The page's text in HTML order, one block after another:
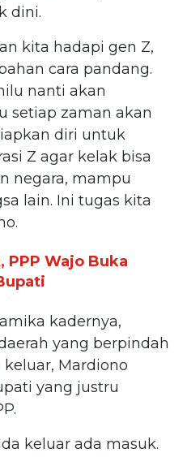
dini.
kita hadapi gen Z,
cara pandang.
nanti akan
setiap zaman akan
diri untuk
Z agar kelak bisa
negara, mampu
lain. Ini tugas kita
PPP Wajo Buka
kadernya,
yang berpindah
Mardiono
yang justru
keluar ada masuk.